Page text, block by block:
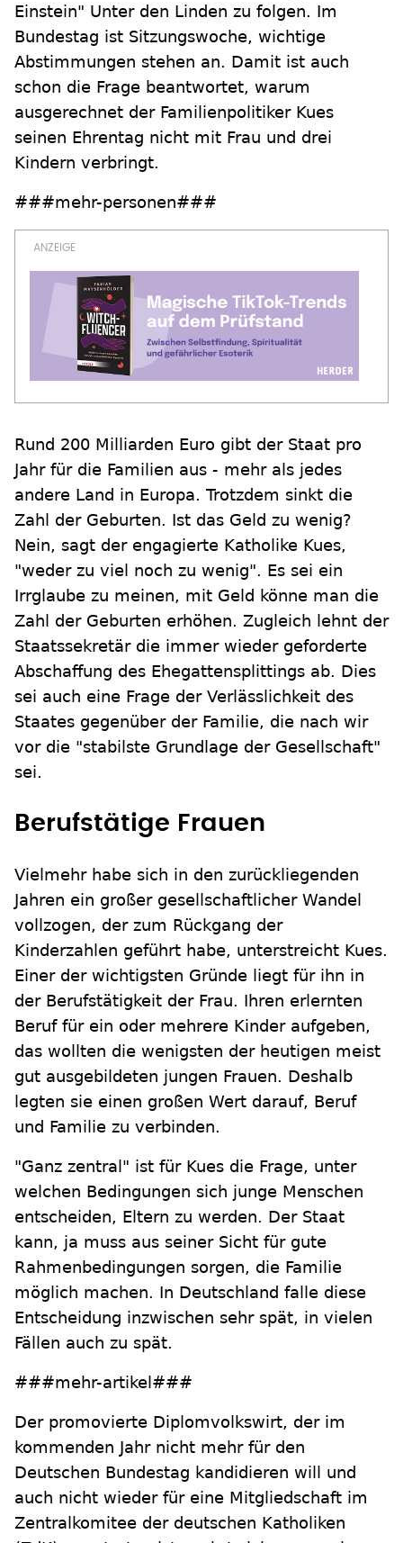
Einstein" Unter den Linden zu folgen. Im
Bundestag ist Sitzungswoche, wichtige
Abstimmungen stehen an. Damit ist auch
schon die Frage beantwortet, warum
ausgerechnet der Familienpolitiker Kues
seinen Ehrentag nicht mit Frau und drei
Kindern verbringt.
###mehr-personen###
Rund 200 Milliarden Euro gibt der Staat pro
Jahr für die Familien aus - mehr als jedes
andere Land in Europa. Trotzdem sinkt die
Zahl der Geburten. Ist das Geld zu wenig?
Nein, sagt der engagierte Katholike Kues,
"weder zu viel noch zu wenig". Es sei ein
Irrglaube zu meinen, mit Geld könne man die
Zahl der Geburten erhöhen. Zugleich lehnt der
Staatssekretär die immer wieder geforderte
Abschaffung des Ehegattensplittings ab. Dies
sei auch eine Frage der Verlässlichkeit des
Staates gegenüber der Familie, die nach wir
vor die "stabilste Grundlage der Gesellschaft"
sei.
Berufstätige Frauen
Vielmehr habe sich in den zurückliegenden
Jahren ein großer gesellschaftlicher Wandel
vollzogen, der zum Rückgang der
Kinderzahlen geführt habe, unterstreicht Kues.
Einer der wichtigsten Gründe liegt für ihn in
der Berufstätigkeit der Frau. Ihren erlernten
Beruf für ein oder mehrere Kinder aufgeben,
das wollten die wenigsten der heutigen meist
gut ausgebildeten jungen Frauen. Deshalb
legten sie einen großen Wert darauf, Beruf
und Familie zu verbinden.
"Ganz zentral" ist für Kues die Frage, unter
welchen Bedingungen sich junge Menschen
entscheiden, Eltern zu werden. Der Staat
kann, ja muss aus seiner Sicht für gute
Rahmenbedingungen sorgen, die Familie
möglich machen. In Deutschland falle diese
Entscheidung inzwischen sehr spät, in vielen
Fällen auch zu spät.
###mehr-artikel###
Der promovierte Diplomvolkswirt, der im
kommenden Jahr nicht mehr für den
Deutschen Bundestag kandidieren will und
auch nicht wieder für eine Mitgliedschaft im
Zentralkomitee der deutschen Katholiken